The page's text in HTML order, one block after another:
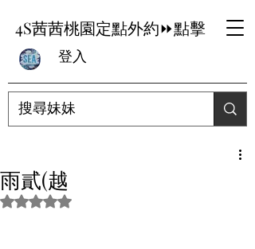
4S茜茜桃園定點外約⏩點擊
登入
雨貳(越
評等為 NaN（最高為 5 顆星）。